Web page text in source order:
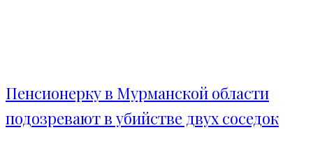
Пенсионерку в Мурманской области
подозревают в убийстве двух соседок